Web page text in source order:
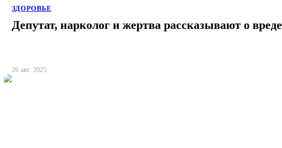
ЗДОРОВЬЕ
Депутат, нарколог и жертва рассказывают о вреде
26 авг. 2025